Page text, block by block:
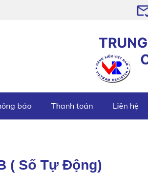
báo Thanh toán Liên hệ
( Số Tự Động)